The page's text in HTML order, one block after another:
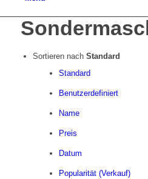
Sortieren nach Standard
Standard
Benutzerdefiniert
Name
Preis
Datum
Popularität (Verkauf)